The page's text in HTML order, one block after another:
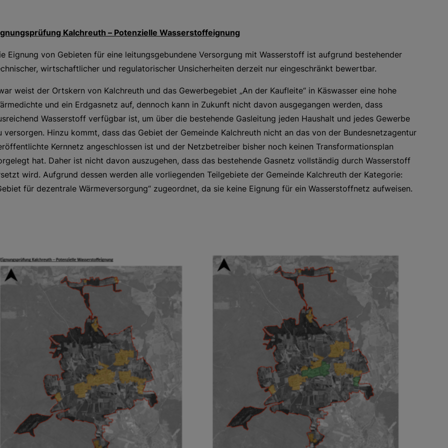
Kalchreuth – Potenzielle Wasserstoffeignung
Eignung von Gebieten für eine leitungsgebundene Versorgung mit Wasserstoff ist aufgrund bestehender
wirtschaftlicher und regulatorischer Unsicherheiten derzeit nur eingeschränkt bewertbar.
weist der Ortskern von Kalchreuth und das Gewerbegebiet „An der Kaufleite“ in Käswasser eine hohe
und ein Erdgasnetz auf, dennoch kann in Zukunft nicht davon ausgegangen werden, dass
Wasserstoff verfügbar ist, um über die bestehende Gasleitung jeden Haushalt und jedes Gewerbe
versorgen. Hinzu kommt, dass das Gebiet der Gemeinde Kalchreuth nicht an das von der Bundesnetzagentur
Kernnetz angeschlossen ist und der Netzbetreiber bisher noch keinen Transformationsplan
hat. Daher ist nicht davon auszugehen, dass das bestehende Gasnetz vollständig durch Wasserstoff
wird. Aufgrund dessen werden alle vorliegenden Teilgebiete der Gemeinde Kalchreuth der Kategorie:
für dezentrale Wärmeversorgung“ zugeordnet, da sie keine Eignung für ein Wasserstoffnetz aufweisen.